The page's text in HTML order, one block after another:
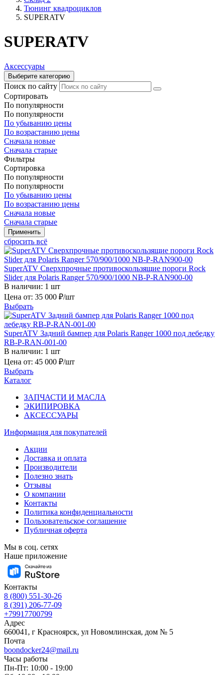
Тюнинг квадроциклов
SUPERATV
SUPERATV
Аксессуары
Выберите категорию
Поиск по сайту
Сортировать
По популярности
По популярности
По убыванию цены
По возрастанию цены
Сначала новые
Сначала старые
Фильтры
Сортировка
По популярности
По популярности
По убыванию цены
По возрастанию цены
Сначала новые
Сначала старые
сбросить всё
SuperATV Сверхпрочные противоскользящие пороги Rock
Slider для Polaris Ranger 570/900/1000 NB-P-RAN900-00
В наличии: 1 шт
Цена от: 35 000 ₽/шт
Выбрать
SuperATV Задний бампер для Polaris Ranger 1000 под лебедку
RB-P-RAN-001-00
В наличии: 1 шт
Цена от: 45 000 ₽/шт
Выбрать
Каталог
ЗАПЧАСТИ И МАСЛА
ЭКИПИРОВКА
АКСЕССУАРЫ
Информация для покупателей
Акции
Доставка и оплата
Производители
Полезно знать
Отзывы
О компании
Контакты
Политика конфиденциальности
Пользовательское соглашение
Публичная оферта
Мы в соц. сетях
Наше приложение
Контакты
8 (800) 551-30-26
8 (391) 206-77-09
+79917700799
Адрес
660041, г Красноярск, ул Новомлинская, дом № 5
Почта
boondocker24@mail.ru
Часы работы
Пн-Пт: 10:00 - 19:00